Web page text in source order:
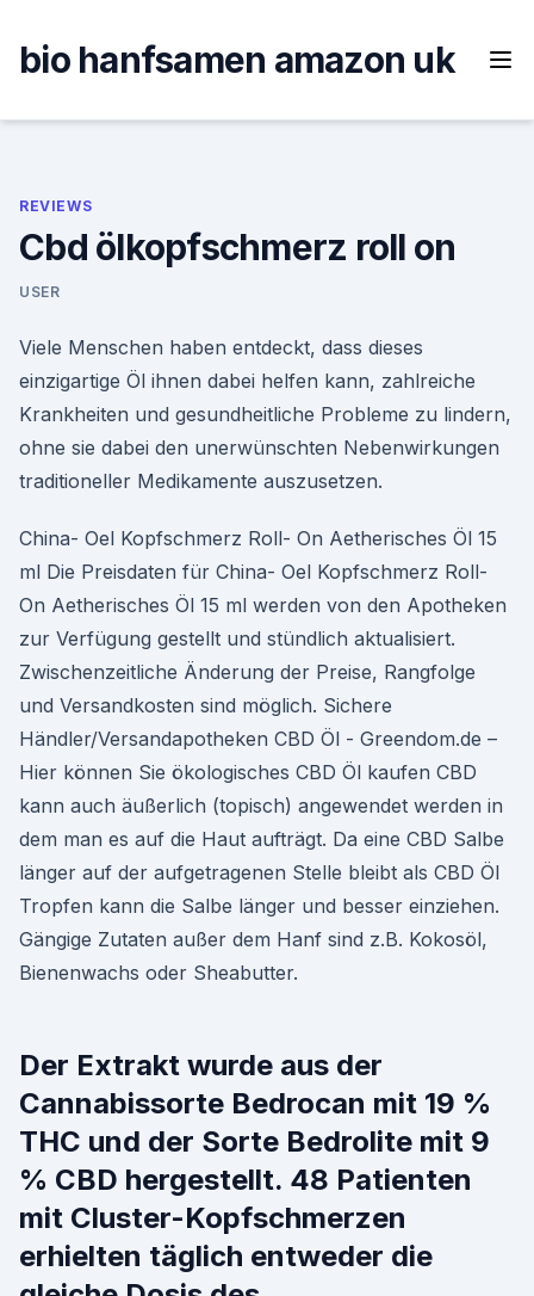
content
bio hanfsamen amazon uk
REVIEWS
Cbd ölkopfschmerz roll on
USER
Viele Menschen haben entdeckt, dass dieses
einzigartige Öl ihnen dabei helfen kann, zahlreiche
Krankheiten und gesundheitliche Probleme zu lindern,
ohne sie dabei den unerwünschten Nebenwirkungen
traditioneller Medikamente auszusetzen.
China- Oel Kopfschmerz Roll- On Aetherisches Öl 15
ml Die Preisdaten für China- Oel Kopfschmerz Roll-
On Aetherisches Öl 15 ml werden von den Apotheken
zur Verfügung gestellt und stündlich aktualisiert.
Zwischenzeitliche Änderung der Preise, Rangfolge
und Versandkosten sind möglich. Sichere
Händler/Versandapotheken CBD Öl - Greendom.de –
Hier können Sie ökologisches CBD Öl kaufen CBD
kann auch äußerlich (topisch) angewendet werden in
dem man es auf die Haut aufträgt. Da eine CBD Salbe
länger auf der aufgetragenen Stelle bleibt als CBD Öl
Tropfen kann die Salbe länger und besser einziehen.
Gängige Zutaten außer dem Hanf sind z.B. Kokosöl,
Bienenwachs oder Sheabutter.
Der Extrakt wurde aus der
Cannabissorte Bedrocan mit 19 %
THC und der Sorte Bedrolite mit 9
% CBD hergestellt. 48 Patienten
mit Cluster-Kopfschmerzen
erhielten täglich entweder die